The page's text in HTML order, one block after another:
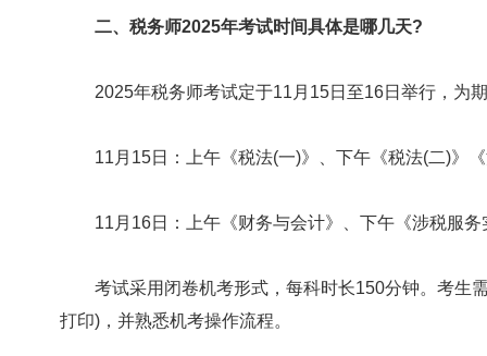
二、税务师2025年考试时间具体是哪几天?
2025年税务师考试定于11月15日至16日举行，为期
11月15日：上午《税法(一)》、下午《税法(二)》《
11月16日：上午《财务与会计》、下午《涉税服务
考试采用闭卷机考形式，每科时长150分钟。考生
打印)，并熟悉机考操作流程。